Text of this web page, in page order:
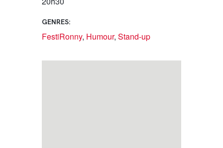
GENRES:
FestiRonny, Humour, Stand-up